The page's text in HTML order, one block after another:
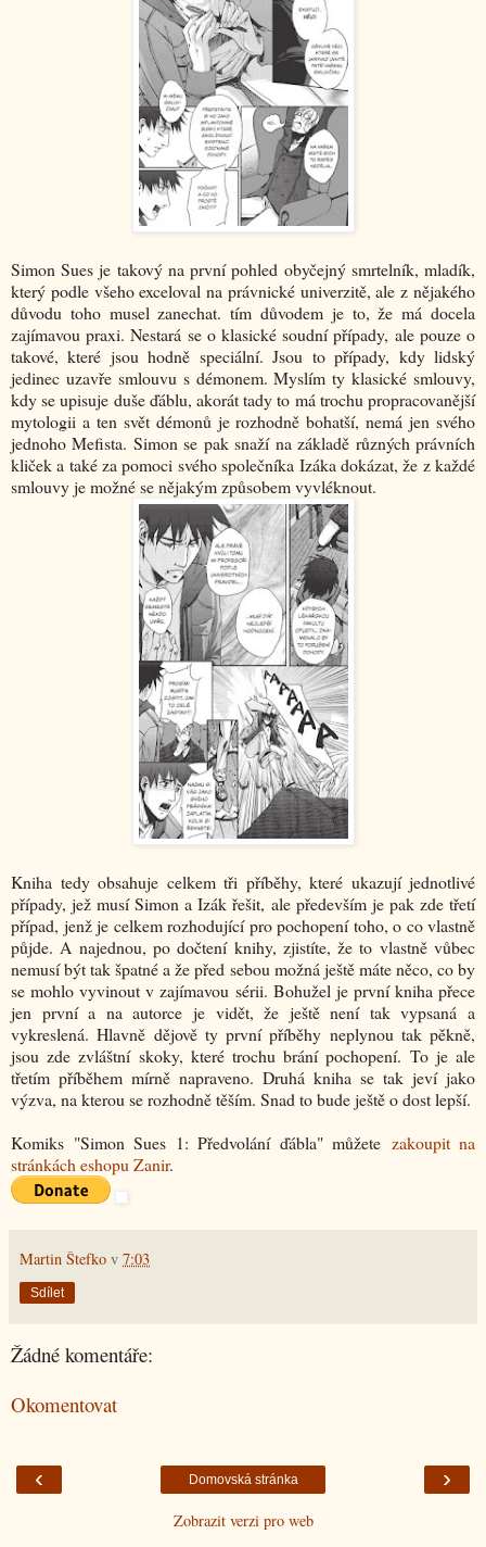
Simon Sues je takový na první pohled obyčejný smrtelník, mladík,
který podle všeho exceloval na právnické univerzitě, ale z nějakého
důvodu toho musel zanechat. tím důvodem je to, že má docela
zajímavou praxi. Nestará se o klasické soudní případy, ale pouze o
takové, které jsou hodně speciální. Jsou to případy, kdy lidský
jedinec uzavře smlouvu s démonem. Myslím ty klasické smlouvy,
kdy se upisuje duše ďáblu, akorát tady to má trochu propracovanější
mytologii a ten svět démonů je rozhodně bohatší, nemá jen svého
jednoho Mefista. Simon se pak snaží na základě různých právních
kliček a také za pomoci svého společníka Izáka dokázat, že z každé
smlouvy je možné se nějakým způsobem vyvléknout.
Kniha tedy obsahuje celkem tři příběhy, které ukazují jednotlivé
případy, jež musí Simon a Izák řešit, ale především je pak zde třetí
případ, jenž je celkem rozhodující pro pochopení toho, o co vlastně
půjde. A najednou, po dočtení knihy, zjistíte, že to vlastně vůbec
nemusí být tak špatné a že před sebou možná ještě máte něco, co by
se mohlo vyvinout v zajímavou sérii. Bohužel je první kniha přece
jen první a na autorce je vidět, že ještě není tak vypsaná a
vykreslená. Hlavně dějově ty první příběhy neplynou tak pěkně,
jsou zde zvláštní skoky, které trochu brání pochopení. To je ale
třetím příběhem mírně napraveno. Druhá kniha se tak jeví jako
výzva, na kterou se rozhodně těším. Snad to bude ještě o dost lepší.
Komiks "Simon Sues 1: Předvolání ďábla" můžete zakoupit na
stránkách eshopu Zanir.
Martin Štefko v 7:03
Sdílet
Žádné komentáře:
Okomentovat
‹ ›
Domovská stránka
Zobrazit verzi pro web